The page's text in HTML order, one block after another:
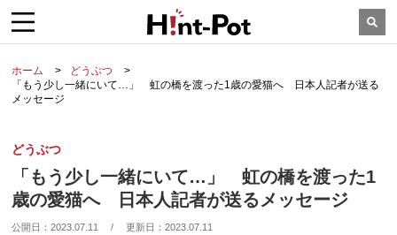
ホーム
どうぶつ
「もう少し一緒にいて…」 虹の橋を渡った1歳の愛猫へ 日本人記者が送る
メッセージ
どうぶつ
「もう少し一緒にいて…」 虹の橋を渡った1
歳の愛猫へ 日本人記者が送るメッセージ
公開日：2023.07.11 / 更新日：2023.07.11